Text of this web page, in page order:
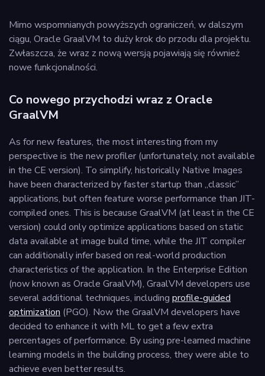
Mimo wspomnianych powyższych ograniczeń, w dalszym
ciągu, Oracle GraalVM to duży krok do przodu dla projektu.
Zwłaszcza, że wraz z nową wersją pojawiają się również
nowe funkcjonalności.
Co nowego przychodzi wraz z Oracle
GraalVM
As for new features, the most interesting from my
perspective is the new profiler (unfortunately, not available
in the CE version). To simplify, historically Native Images
have been characterized by faster startup than „classic”
applications, but often feature worse performance than JIT-
compiled ones. This is because GraalVM (at least in the CE
version) could only optimize applications based on static
data available at image build time, while the JIT compiler
can additionally infer based on real-world production
characteristics of the application. In the Enterprise Edition
(now known as Oracle GraalVM), GraalVM developers use
several additional techniques, including profile-guided
optimization (PGO). Now the GraalVM developers have
decided to enhance it with ML to get a few extra
percentages of performance. By using pre-learned machine
learning models in the building process, they were able to
achieve even better results.